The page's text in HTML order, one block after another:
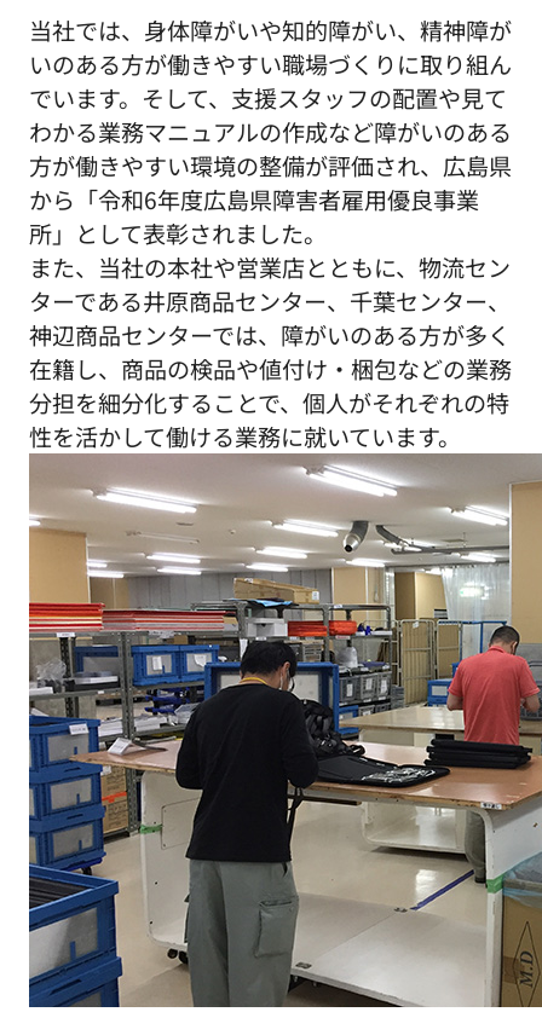
当社では、身体障がいや知的障がい、精神障が
いのある方が働きやすい職場づくりに取り組ん
でいます。そして、支援スタッフの配置や見て
わかる業務マニュアルの作成など障がいのある
方が働きやすい環境の整備が評価され、広島県
から「令和6年度広島県障害者雇用優良事業
所」として表彰されました。
また、当社の本社や営業店とともに、物流セン
ターである井原商品センター、千葉センター、
神辺商品センターでは、障がいのある方が多く
在籍し、商品の検品や値付け・梱包などの業務
分担を細分化することで、個人がそれぞれの特
性を活かして働ける業務に就いています。